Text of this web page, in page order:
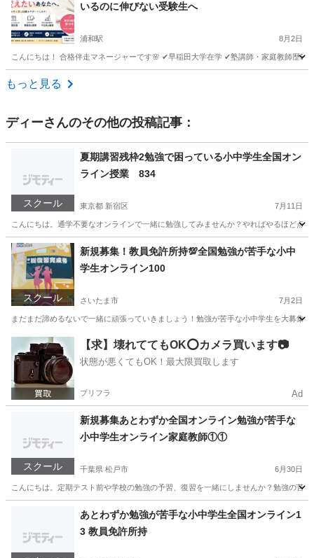
いるのに伸びない受験生へ
浦和駅 8月2日
こんにちは！ 合格伴走マネージャーです🌸 ✔早稲田大学在学 ✔塾講師・家庭教師歴5
埼玉 さいたま市
もっと見る
ディーさんのその他の投稿記事：
スクール
夏期講習残枠2勉強で困っている小中学生全国オン
ライン授業 834
東京都 新宿区 7月11日
こんにちは。通学不要なオンラインで一緒に勉強してみませんか？やればやるほど点
東京 新宿区 家庭教師 オンライン
スクール
新規募集！教員免許所持💯全国勉強が苦手な小中
学生オンライン100
さいたま市 7月2日
まだまだ諦めるないで一緒に頑張っていきましょう！勉強が苦手な小中学生を大
埼玉 さいたま市 家庭教師 正月
【求】壊れててもOK⭕️カメラ買います📷
状態が悪くてもOK！最大限買取します
プリフラ Ad
スクール
新規募集あとわずか全国オンライン勉強が苦手な
小中学生オンライン家庭教師①①
千葉県 松戸市 6月30日
こんにちは。定期テスト前や学校の勉強の予習、復習を一緒にしませんか？勉強の
家庭教師 小学生
あとわずか勉強が苦手な小中学生全国オンライン1
3 教員免許所持